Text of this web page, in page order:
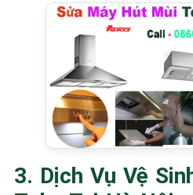
3. Dịch Vụ Vệ